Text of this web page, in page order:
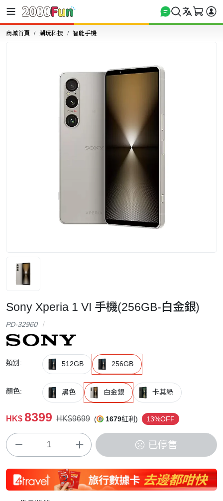
商城首頁 潮玩科技 智能手機
Sony Xperia 1 VI 手機(256GB-白金銀)
PD-32960
類別: 512GB 256GB
顏色: 黑色 白金銀 卡其綠
HK$ 8399 HK$9699 ( 1679紅利) 13%OFF
已停售